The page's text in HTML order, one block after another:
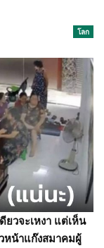
โลก
วจะเหงา แต่เห็น
หน้าแก๊งสมาคมผู้